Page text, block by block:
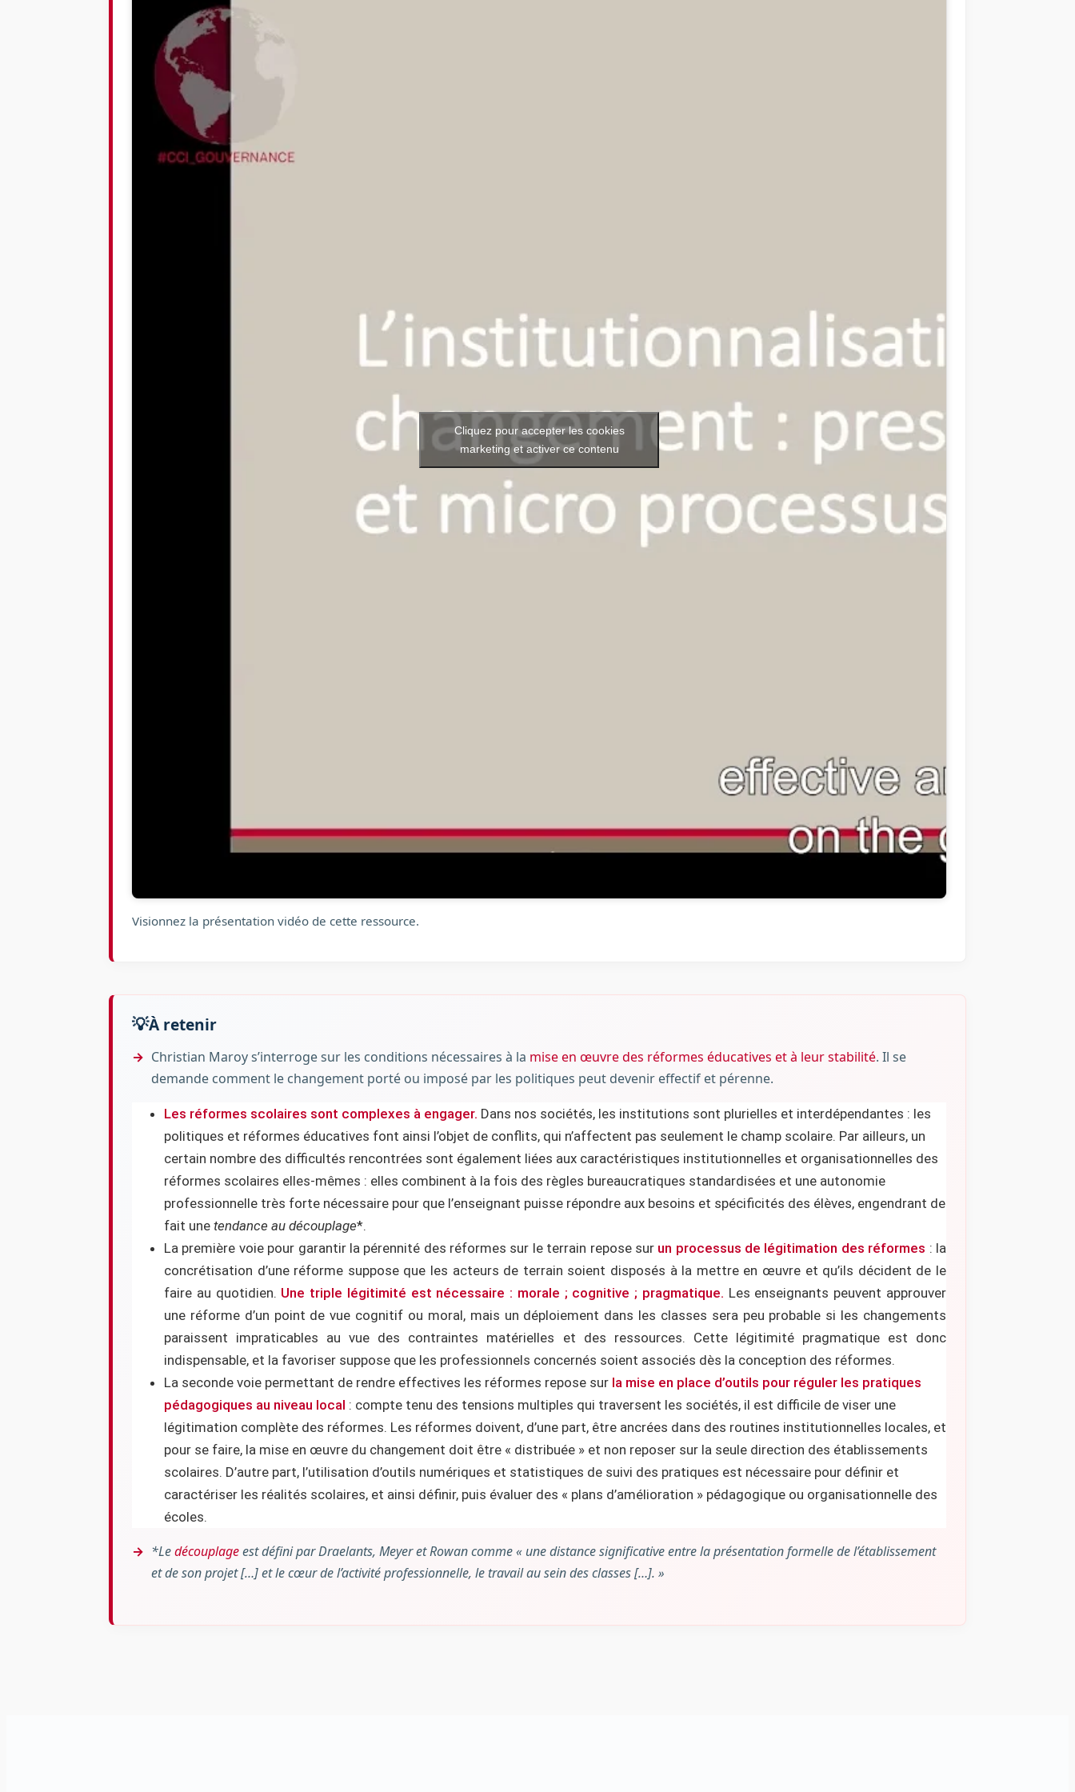
Cliquez pour accepter les cookies
marketing et activer ce contenu
Visionnez la présentation vidéo de cette ressource.
À retenir
Christian Maroy s’interroge sur les conditions nécessaires à la mise en œuvre des réformes éducatives et à leur stabilité. Il se
demande comment le changement porté ou imposé par les politiques peut devenir effectif et pérenne.
Les réformes scolaires sont complexes à engager. Dans nos sociétés, les institutions sont plurielles et interdépendantes : les
politiques et réformes éducatives font ainsi l’objet de conflits, qui n’affectent pas seulement le champ scolaire. Par ailleurs, un
certain nombre des difficultés rencontrées sont également liées aux caractéristiques institutionnelles et organisationnelles des
réformes scolaires elles-mêmes : elles combinent à la fois des règles bureaucratiques standardisées et une autonomie
professionnelle très forte nécessaire pour que l’enseignant puisse répondre aux besoins et spécificités des élèves, engendrant de
fait une tendance au découplage*.
La première voie pour garantir la pérennité des réformes sur le terrain repose sur un processus de légitimation des réformes : la
concrétisation d’une réforme suppose que les acteurs de terrain soient disposés à la mettre en œuvre et qu’ils décident de le
faire au quotidien. Une triple légitimité est nécessaire : morale ; cognitive ; pragmatique. Les enseignants peuvent approuver
une réforme d’un point de vue cognitif ou moral, mais un déploiement dans les classes sera peu probable si les changements
paraissent impraticables au vue des contraintes matérielles et des ressources. Cette légitimité pragmatique est donc
indispensable, et la favoriser suppose que les professionnels concernés soient associés dès la conception des réformes.
La seconde voie permettant de rendre effectives les réformes repose sur la mise en place d’outils pour réguler les pratiques
pédagogiques au niveau local : compte tenu des tensions multiples qui traversent les sociétés, il est difficile de viser une
légitimation complète des réformes. Les réformes doivent, d’une part, être ancrées dans des routines institutionnelles locales, et
pour se faire, la mise en œuvre du changement doit être « distribuée » et non reposer sur la seule direction des établissements
scolaires. D’autre part, l’utilisation d’outils numériques et statistiques de suivi des pratiques est nécessaire pour définir et
caractériser les réalités scolaires, et ainsi définir, puis évaluer des « plans d’amélioration » pédagogique ou organisationnelle des
écoles.
*Ledécouplageest défini par Draelants, Meyer et Rowan comme « une distance significative entre la présentation formelle de l’établissement
et de son projet […] et le cœur de l’activité professionnelle, le travail au sein des classes […]. »